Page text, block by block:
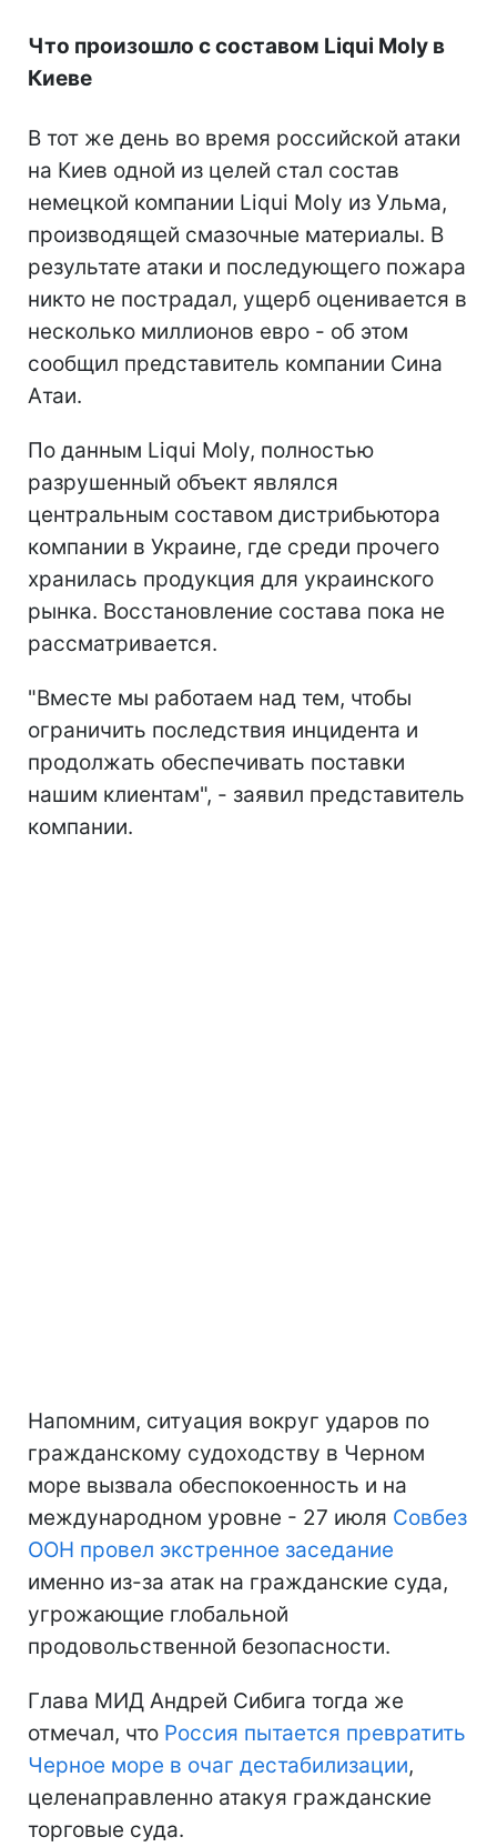
Что произошло с составом Liqui Moly в
Киеве
В тот же день во время российской атаки
на Киев одной из целей стал состав
немецкой компании Liqui Moly из Ульма,
производящей смазочные материалы. В
результате атаки и последующего пожара
никто не пострадал, ущерб оценивается в
несколько миллионов евро - об этом
сообщил представитель компании Сина
Атаи.
По данным Liqui Moly, полностью
разрушенный объект являлся
центральным составом дистрибьютора
компании в Украине, где среди прочего
хранилась продукция для украинского
рынка. Восстановление состава пока не
рассматривается.
"Вместе мы работаем над тем, чтобы
ограничить последствия инцидента и
продолжать обеспечивать поставки
нашим клиентам", - заявил представитель
компании.
Напомним, ситуация вокруг ударов по
гражданскому судоходству в Черном
море вызвала обеспокоенность и на
международном уровне - 27 июля Совбез
ООН провел экстренное заседание
именно из-за атак на гражданские суда,
угрожающие глобальной
продовольственной безопасности.
Глава МИД Андрей Сибига тогда же
отмечал, что Россия пытается превратить
Черное море в очаг дестабилизации,
целенаправленно атакуя гражданские
торговые суда.